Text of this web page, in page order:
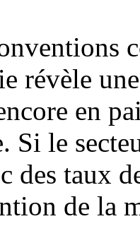
révèle
en
Si le
des taux
de la